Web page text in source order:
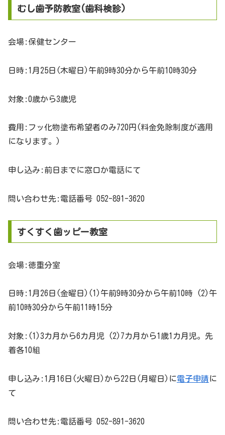
むし歯予防教室(歯科検診)
会場:保健センター
日時:1月25日(木曜日)午前9時30分から午前10時30分
対象:0歳から3歳児
費用:フッ化物塗布希望者のみ720円(料金免除制度が適用
になります。)
申し込み:前日までに窓口か電話にて
問い合わせ先:電話番号 052-891-3620
すくすく歯ッピー教室
会場:徳重分室
日時:1月26日(金曜日)(1)午前9時30分から午前10時 (2)午
前10時30分から午前11時15分
対象:(1)3カ月から6カ月児 (2)7カ月から1歳1カ月児。先
着各10組
申し込み:1月16日(火曜日)から22日(月曜日)に電子申請に
て
問い合わせ先:電話番号 052-891-3620